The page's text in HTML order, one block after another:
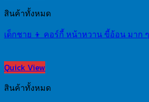
สินค้าทั้งหมด
เด็กชาย 👦 คอร์กี้ หน้าหวาน ขี้อ้อน มาก ๆ
Quick View
สินค้าทั้งหมด